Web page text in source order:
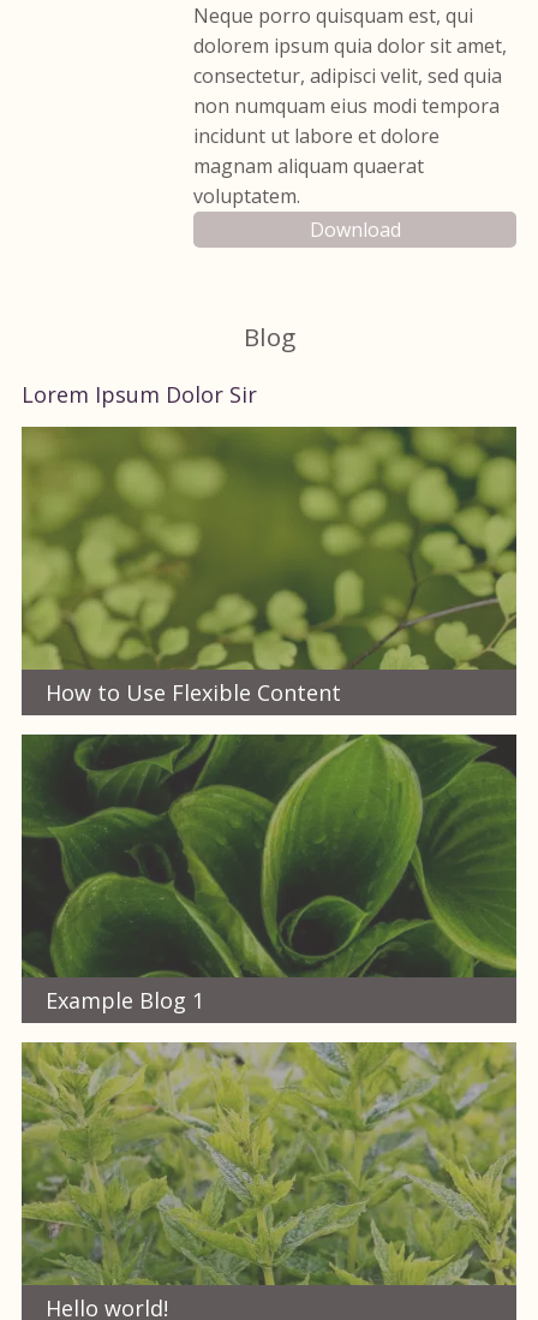
Neque porro quisquam est, qui
dolorem ipsum quia dolor sit amet,
consectetur, adipisci velit, sed quia
non numquam eius modi tempora
incidunt ut labore et dolore
magnam aliquam quaerat
voluptatem.
Download
Blog
Lorem Ipsum Dolor Sir
How to Use Flexible Content
Example Blog 1
Hello world!